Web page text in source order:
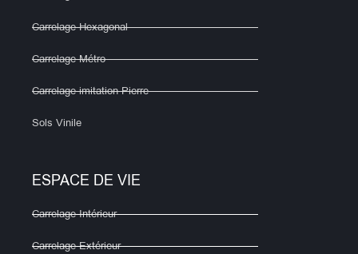
Carrelage Hexagonal
Carrelage Métro
Carrelage imitation Pierre
Sols Vinile
ESPACE DE VIE
Carrelage Intérieur
Carrelage Extérieur